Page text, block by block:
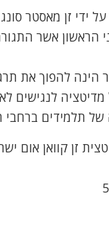
ידי זן מאסטר
הראשון אשר
להפוך את
מדיטציה לנגישים
תלמידים ברחבי
זן קוואן אום